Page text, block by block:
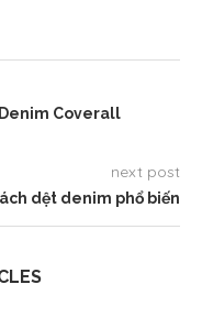
Coverall
next post
dệt denim phổ biến